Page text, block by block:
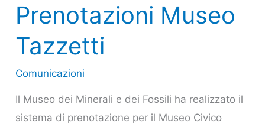
Prenotazioni Museo
Tazzetti
Comunicazioni
Il Museo dei Minerali e dei Fossili ha realizzato il
sistema di prenotazione per il Museo Civico